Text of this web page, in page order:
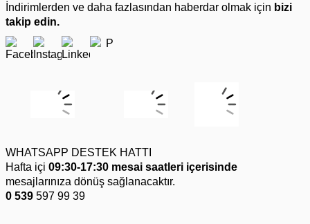
İndirimlerden ve daha fazlasından haberdar olmak için bizi
takip edin.
WHATSAPP DESTEK HATTI
Hafta içi 09:30-17:30 mesai saatleri içerisinde
mesajlarınıza dönüş sağlanacaktır.
0 539 597 99 39